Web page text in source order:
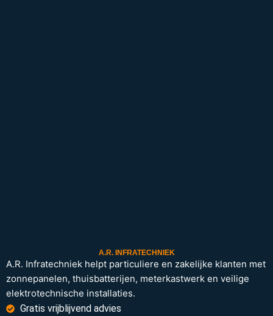
A.R. INFRATECHNIEK
A.R. Infratechniek helpt particuliere en zakelijke klanten met
zonnepanelen, thuisbatterijen, meterkastwerk en veilige
elektrotechnische installaties.
Gratis vrijblijvend advies